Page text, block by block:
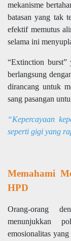
mekanisme
batasan yang tak
efektif memutus
selama ini
“Extinction burst”
berlangsung
dirancang untuk
sang pasangan
“Kepercayaan
seperti gigi yang
Memahami
HPD
Orang-orang
menunjukkan
emosionalitas